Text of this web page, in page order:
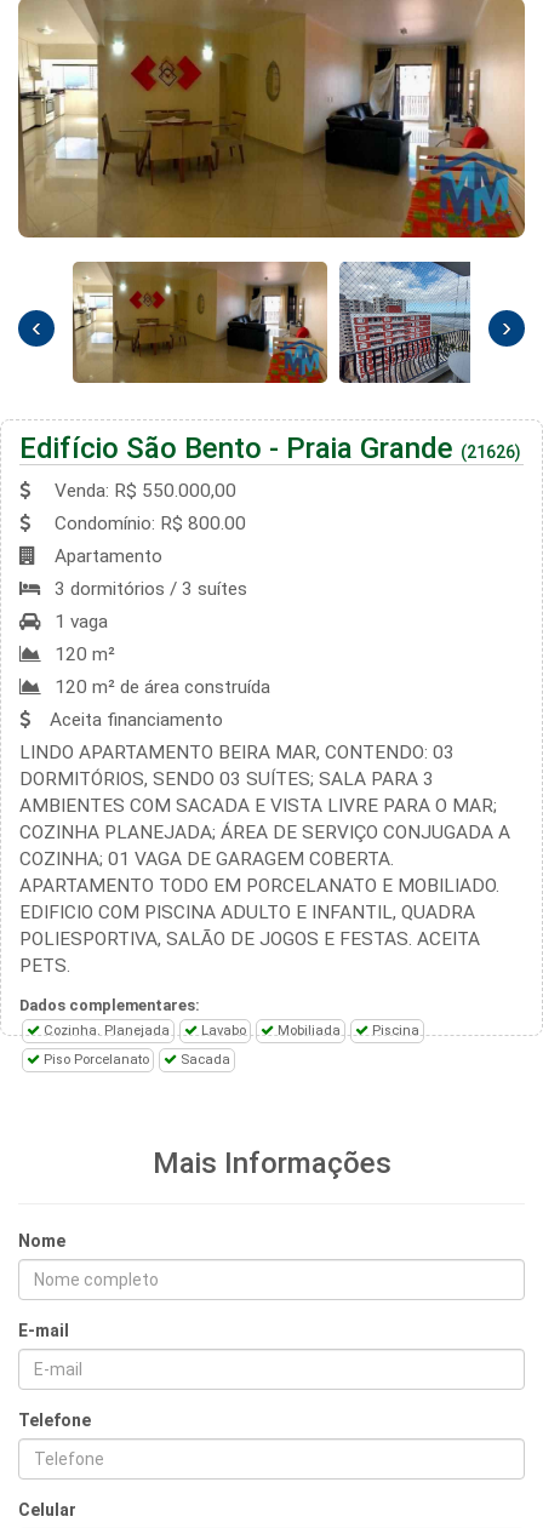
‹ ›
Edifício São Bento - Praia Grande (21626)
Venda: R$ 550.000,00
Condomínio: R$ 800.00
Apartamento
3 dormitórios / 3 suítes
1 vaga
120 m²
120 m² de área construída
Aceita financiamento
LINDO APARTAMENTO BEIRA MAR, CONTENDO: 03
DORMITÓRIOS, SENDO 03 SUÍTES; SALA PARA 3
AMBIENTES COM SACADA E VISTA LIVRE PARA O MAR;
COZINHA PLANEJADA; ÁREA DE SERVIÇO CONJUGADA A
COZINHA; 01 VAGA DE GARAGEM COBERTA.
APARTAMENTO TODO EM PORCELANATO E MOBILIADO.
EDIFICIO COM PISCINA ADULTO E INFANTIL, QUADRA
POLIESPORTIVA, SALÃO DE JOGOS E FESTAS. ACEITA
PETS.
Dados complementares:
Cozinha. Planejada Lavabo Mobiliada
Piscina
Piso Porcelanato
Sacada
Mais Informações
Nome
E-mail
Telefone
Celular